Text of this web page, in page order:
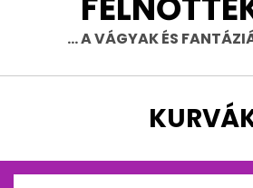
… A VÁGYAK ÉS
CÍMKE
: